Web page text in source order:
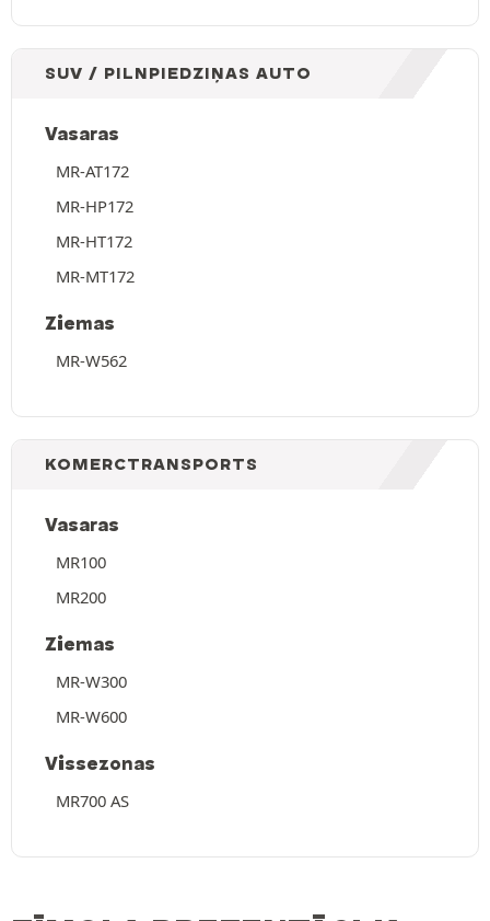
SUV / PILNPIEDZIŅAS AUTO
Vasaras
MR-AT172
MR-HP172
MR-HT172
MR-MT172
Ziemas
MR-W562
KOMERCTRANSPORTS
Vasaras
MR100
MR200
Ziemas
MR-W300
MR-W600
Vissezonas
MR700 AS